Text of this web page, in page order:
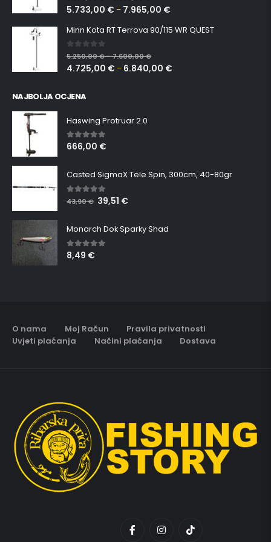
5.733,00 € – 7.965,00 €
Minn Kota RT Terrova 90/115 WR QUEST
0 out of 5
5.250,00€–7.600,00€
4.725,00 € – 6.840,00 €
NAJBOLJA OCJENA
Haswing Protruar 2.0
5.00 out of 5
666,00 €
Casted SigmaX Tele Spin, 300cm, 40-80gr
5.00 out of 5
43,90€ 39,51 €
Monarch Dok Sparky Shad
5.00 out of 5
8,49 €
O nama Moj Račun
Pravila privatnosti
Uvjeti plaćanja
Načini plaćanja Dostava